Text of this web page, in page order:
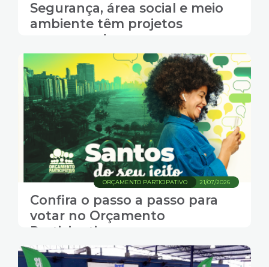
Segurança, área social e meio
ambiente têm projetos
concorrendo
21/07/2026
ORÇAMENTO PARTICIPATIVO
Confira o passo a passo para
votar no Orçamento
Participativo